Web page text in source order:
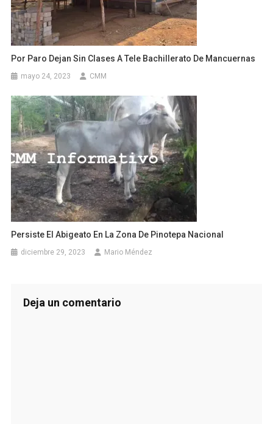
Por Paro Dejan Sin Clases A Tele Bachillerato De Mancuernas
mayo 24, 2023 CMM
Persiste El Abigeato En La Zona De Pinotepa Nacional
diciembre 29, 2023 Mario Méndez
Deja un comentario